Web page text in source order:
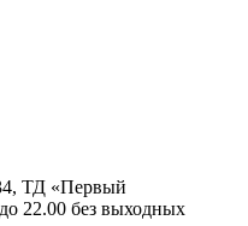
ТД «Первый
22.00 без выходных